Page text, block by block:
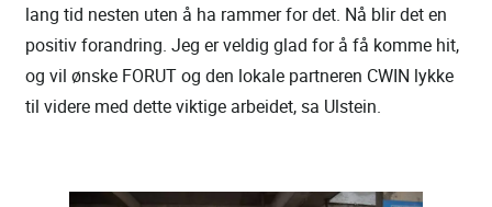
lang tid nesten uten å ha rammer for det. Nå blir det en
positiv forandring. Jeg er veldig glad for å få komme hit,
og vil ønske FORUT og den lokale partneren CWIN lykke
til videre med dette viktige arbeidet, sa Ulstein.